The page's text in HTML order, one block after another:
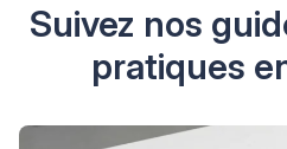
Suivez nos
pratiques